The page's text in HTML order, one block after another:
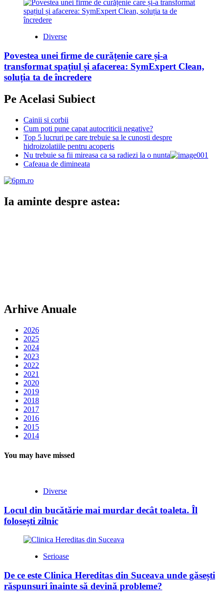
Diverse
Povestea unei firme de curățenie care și-a
transformat spațiul și afacerea: SymExpert Clean,
soluția ta de încredere
Pe Acelasi Subiect
Cainii si corbii
Cum poti pune capat autocriticii negative?
Top 5 lucruri pe care trebuie sa le cunosti despre
hidroizolatiile pentru acoperis
Nu trebuie sa fii mireasa ca sa radiezi la o nunta
Cafeaua de dimineata
Ia aminte despre astea:
Arhive Anuale
2026
2025
2024
2023
2022
2021
2020
2019
2018
2017
2016
2015
2014
You may have missed
Diverse
Locul din bucătărie mai murdar decât toaleta. Îl
folosești zilnic
Serioase
De ce este Clinica Hereditas din Suceava unde găsești
răspunsuri înainte să devină probleme?